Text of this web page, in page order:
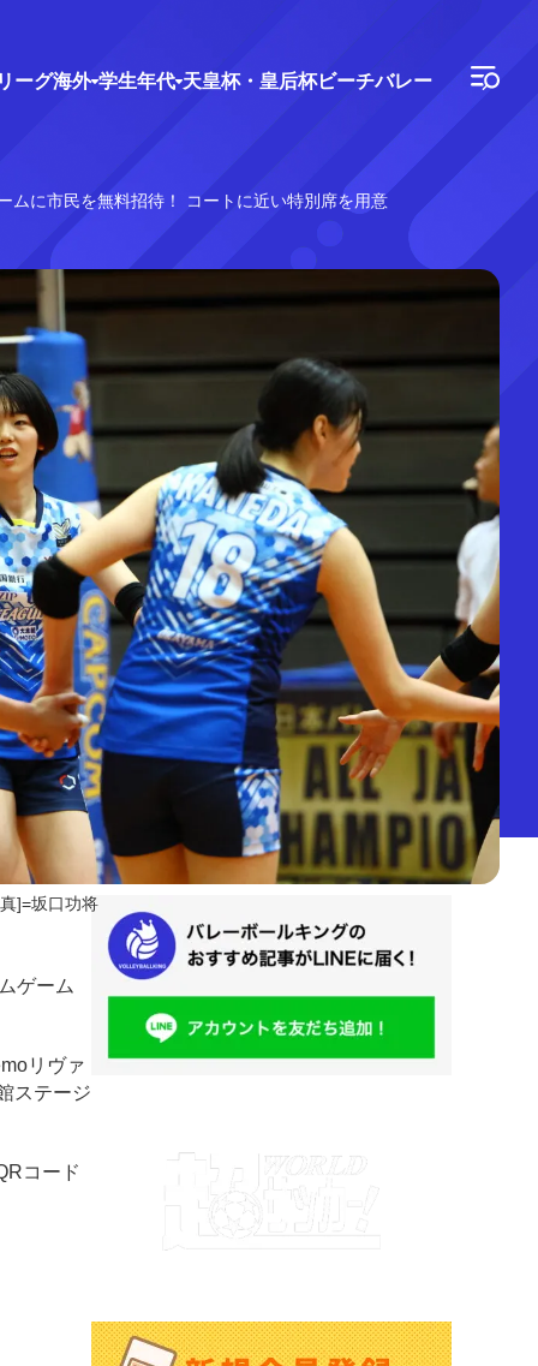
ーグ海外 学生年代 天皇杯・皇后杯ビーチバレー
ムに市民を無料招待！ コートに近い特別席を用意
]=坂口功将
ゲーム
リヴァ
ステージ
コード